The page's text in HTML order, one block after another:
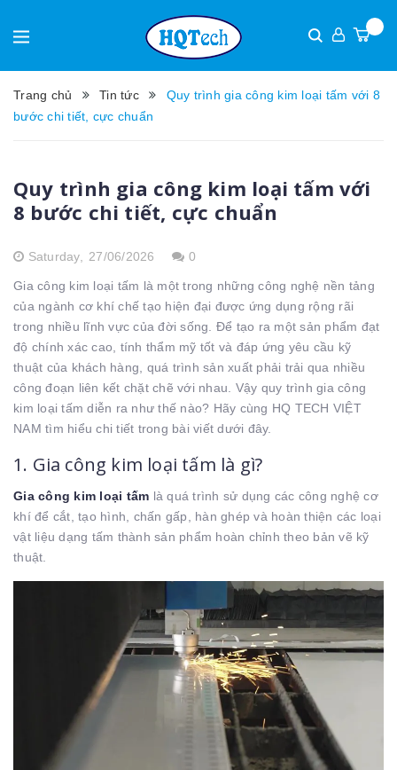
Trang chủ Tin tức
Quy trình gia công kim loại tấm với 8
bước chi tiết, cực chuẩn
Quy trình gia công kim loại tấm với
8 bước chi tiết, cực chuẩn
Saturday, 27/06/2026 0
Gia công kim loại tấm là một trong những công nghệ nền tảng
của ngành cơ khí chế tạo hiện đại được ứng dụng rộng rãi
trong nhiều lĩnh vực của đời sống. Để tạo ra một sản phẩm đạt
độ chính xác cao, tính thẩm mỹ tốt và đáp ứng yêu cầu kỹ
thuật của khách hàng, quá trình sản xuất phải trải qua nhiều
công đoạn liên kết chặt chẽ với nhau. Vậy quy trình gia công
kim loại tấm diễn ra như thế nào? Hãy cùng HQ TECH VIỆT
NAM tìm hiểu chi tiết trong bài viết dưới đây.
1. Gia công kim loại tấm là gì?
Gia công kim loại tấm là quá trình sử dụng các công nghệ cơ
khí để cắt, tạo hình, chấn gấp, hàn ghép và hoàn thiện các loại
vật liệu dạng tấm thành sản phẩm hoàn chỉnh theo bản vẽ kỹ
thuật.